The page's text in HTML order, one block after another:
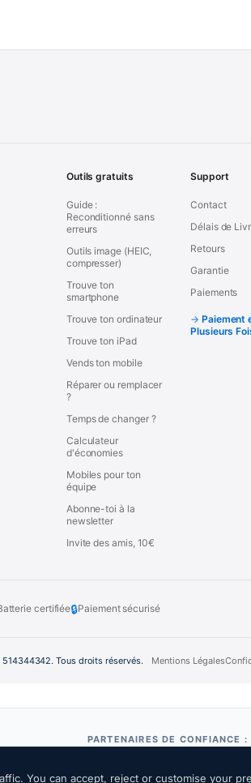
Outils gratuits
Guide :
Reconditionné sans
erreurs
Outils image (HEIC,
compresser)
Trouve ton
smartphone
Trouve ton ordinateur
Trouve ton iPad
Vends ton mobile
Réparer ou remplacer
?
Temps de changer ?
Calculateur
d'économies
Mobiles pour ton
équipe
Abonne-toi à la
newsletter
Invite des amis, 10€
Support
Contact
Délais de
Retours
Garantie
Paiements
Paiement
Plusieurs
certifiée🔒Paiement sécurisé
Tous droits réservés. Mentions Légales
You can accept, reject or customise your
PARTENAIRES DE CONFIANCE :